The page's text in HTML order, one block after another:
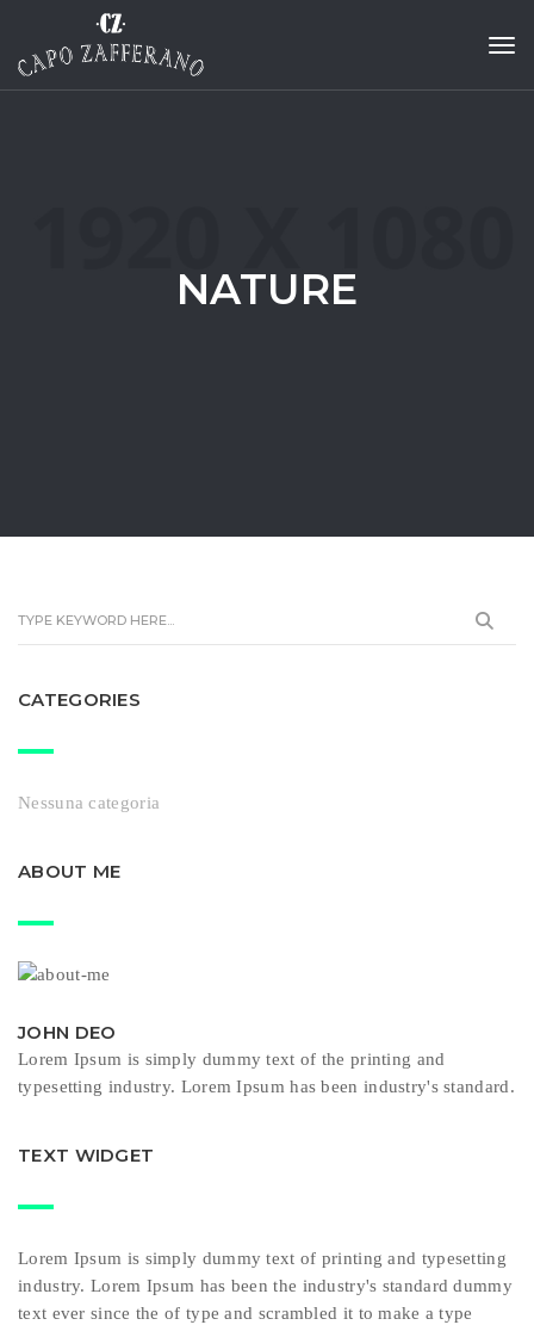
NATURE
CATEGORIES
Nessuna categoria
ABOUT ME
JOHN DEO
Lorem Ipsum is simply dummy text of the printing and
typesetting industry. Lorem Ipsum has been industry's standard.
TEXT WIDGET
Lorem Ipsum is simply dummy text of printing and typesetting
industry. Lorem Ipsum has been the industry's standard dummy
text ever since the of type and scrambled it to make a type